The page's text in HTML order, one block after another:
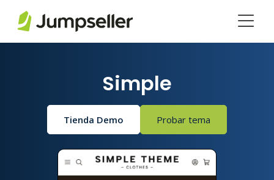
Simple
Tienda Demo Probar tema